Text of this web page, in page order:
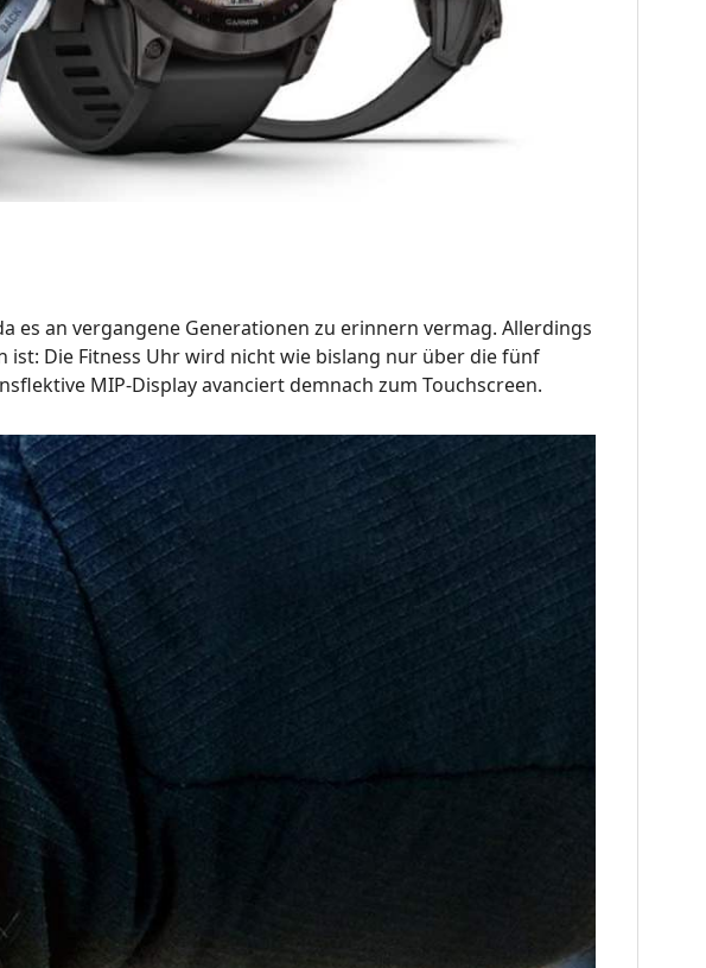
es an vergangene Generationen zu erinnern vermag. Allerdings
Die Fitness Uhr wird nicht wie bislang nur über die fünf
MIP-Display avanciert demnach zum Touchscreen.